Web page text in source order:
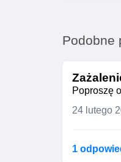
Podobne
Poproszę
24 lutego
1